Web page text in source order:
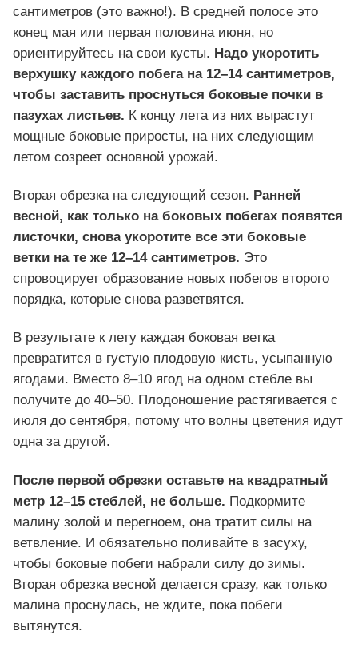
сантиметров (это важно!). В средней полосе это
конец мая или первая половина июня, но
ориентируйтесь на свои кусты. Надо укоротить
верхушку каждого побега на 12–14 сантиметров,
чтобы заставить проснуться боковые почки в
пазухах листьев. К концу лета из них вырастут
мощные боковые приросты, на них следующим
летом созреет основной урожай.
Вторая обрезка на следующий сезон. Ранней
весной, как только на боковых побегах появятся
листочки, снова укоротите все эти боковые
ветки на те же 12–14 сантиметров. Это
спровоцирует образование новых побегов второго
порядка, которые снова разветвятся.
В результате к лету каждая боковая ветка
превратится в густую плодовую кисть, усыпанную
ягодами. Вместо 8–10 ягод на одном стебле вы
получите до 40–50. Плодоношение растягивается с
июля до сентября, потому что волны цветения идут
одна за другой.
После первой обрезки оставьте на квадратный
метр 12–15 стеблей, не больше. Подкормите
малину золой и перегноем, она тратит силы на
ветвление. И обязательно поливайте в засуху,
чтобы боковые побеги набрали силу до зимы.
Вторая обрезка весной делается сразу, как только
малина проснулась, не ждите, пока побеги
вытянутся.